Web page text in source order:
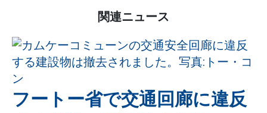
関連ニュース
フートー省で交通回廊に違反